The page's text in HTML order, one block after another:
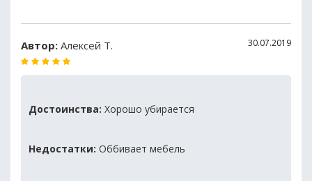
Автор: Алексей Т. 30.07.2019
Достоинства: Хорошо убирается
Недостатки: Оббивает мебель